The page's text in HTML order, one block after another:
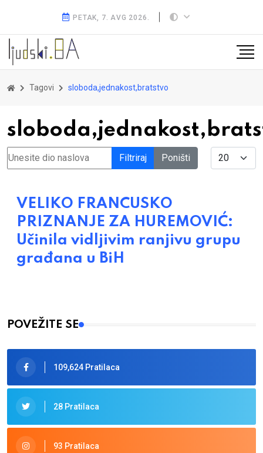
PETAK, 7. AVG 2026.
Tagovi sloboda,jednakost,bratstvo
Unesite dio naslova Filtriraj Poništi Display #
VELIKO FRANCUSKO
PRIZNANJE ZA HUREMOVIĆ:
Učinila vidljivim ranjivu grupu
građana u BiH
POVEŽITE SE
109,624 Pratilaca
28 Pratilaca
93 Pratilaca